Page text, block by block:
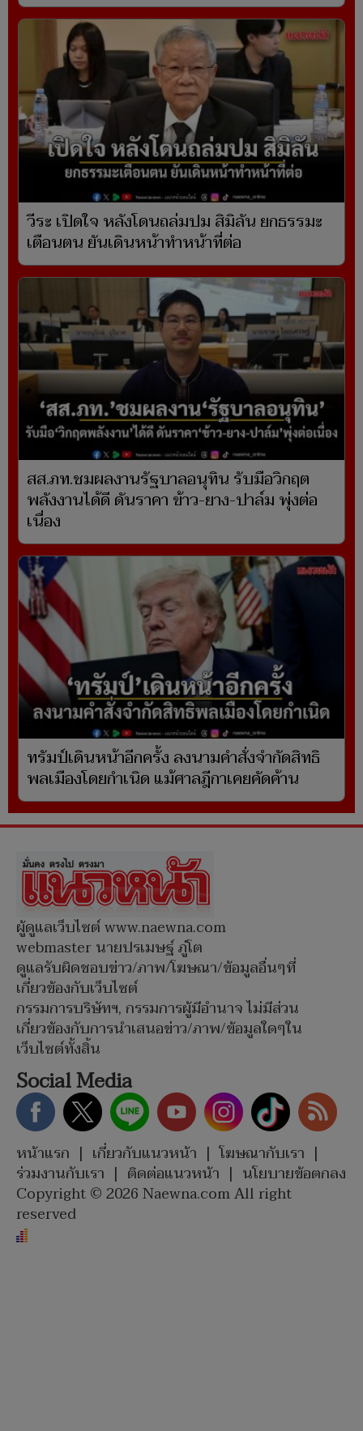
วีระ เปิดใจ หลังโดนถล่มปม สิมิลัน ยกธรรมะ
เตือนตน ยันเดินหน้าทำหน้าที่ต่อ
สส.ภท.ชมผลงานรัฐบาลอนุทิน รับมือวิกฤต
พลังงานได้ดี ดันราคา ข้าว-ยาง-ปาล์ม พุ่งต่อ
เนื่อง
ทรัมป์เดินหน้าอีกครั้ง ลงนามคำสั่งจำกัดสิทธิ
พลเมืองโดยกำเนิด แม้ศาลฎีกาเคยคัดค้าน
ผู้ดูแลเว็บไซต์ www.naewna.com
webmaster นายปรเมษฐ์ ภู่โต
ดูแลรับผิดชอบข่าว/ภาพ/โฆษณา/ข้อมูลอื่นๆที่
เกี่ยวข้องกับเว็บไซต์
กรรมการบริษัทฯ, กรรมการผู้มีอำนาจ ไม่มีส่วน
เกี่ยวข้องกับการนำเสนอข่าว/ภาพ/ข้อมูลใดๆใน
เว็บไซต์ทั้งสิ้น
Social Media
หน้าแรก | เกี่ยวกับแนวหน้า | โฆษณากับเรา |
ร่วมงานกับเรา | ติดต่อแนวหน้า | นโยบายข้อตกลง
Copyright © 2026 Naewna.com All right
reserved